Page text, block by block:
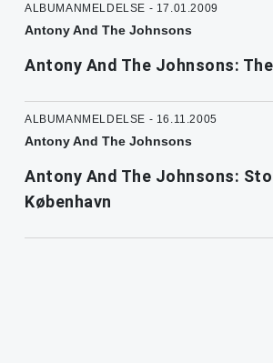
ALBUMANMELDELSE - 17.01.2009
Antony And The Johnsons
Antony And The Johnsons:
ALBUMANMELDELSE - 16.11.2005
Antony And The Johnsons
Antony And The Johnsons:
København